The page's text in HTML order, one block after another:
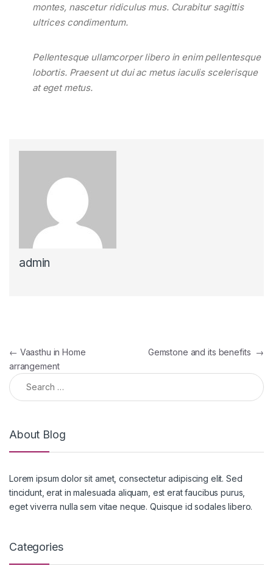
montes, nascetur ridiculus mus. Curabitur sagittis
ultrices condimentum.
Pellentesque ullamcorper libero in enim pellentesque
lobortis. Praesent ut dui ac metus iaculis scelerisque
at eget metus.
admin
Post navigation
← Vaasthu in Home
arrangement
Gemstone and its benefits →
Search for:
About Blog
Lorem ipsum dolor sit amet, consectetur adipiscing elit. Sed
tincidunt, erat in malesuada aliquam, est erat faucibus purus,
eget viverra nulla sem vitae neque. Quisque id sodales libero.
Categories